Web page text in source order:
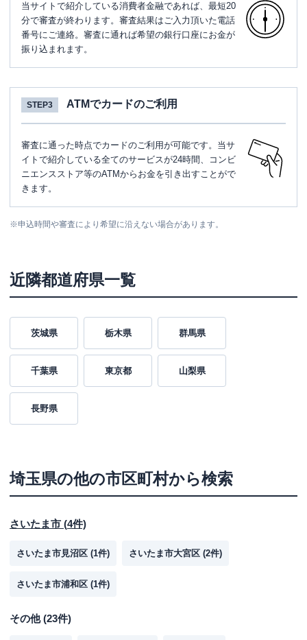
当サイトで紹介している消費者金融であれば、最短20
分で審査が終わります。審査結果はご入力頂いた電話
番号にご連絡。審査に通れば希望の銀行口座にお金が
振り込まれます。
STEP3 ATMでカードのご利用
審査に通った時点でカードのご利用が可能です。当サ
イトで紹介している全てのサービスが24時間、コンビ
ニエンスストア等のATMからお金を引き出すことがで
きます。
※申込時間や審査により希望に沿えない場合があります。
近隣都道府県一覧
茨城県 栃木県 群馬県
千葉県 東京都 山梨県
長野県
埼玉県の他の市区町村から検索
さいたま市 (4件)
さいたま市見沼区 (1件) さいたま市大宮区 (2件)
さいたま市浦和区 (1件)
その他(23件)